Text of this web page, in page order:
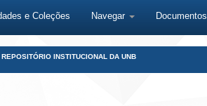
e Coleções Navegar Documentos
REPOSITÓRIO INSTITUCIONAL DA UNB